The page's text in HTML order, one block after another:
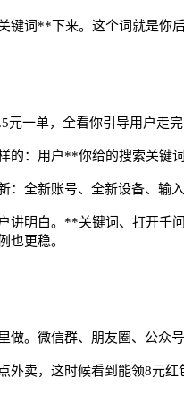
键词**下来。这个词就是你
元一单，全看你引导用户走完
的：用户**你给的搜索关键
：全新账号、全新设备、输
讲明白。**关键词、打开千
也更稳。
做。微信群、朋友圈、公众
外卖，这时候看到能领8元红